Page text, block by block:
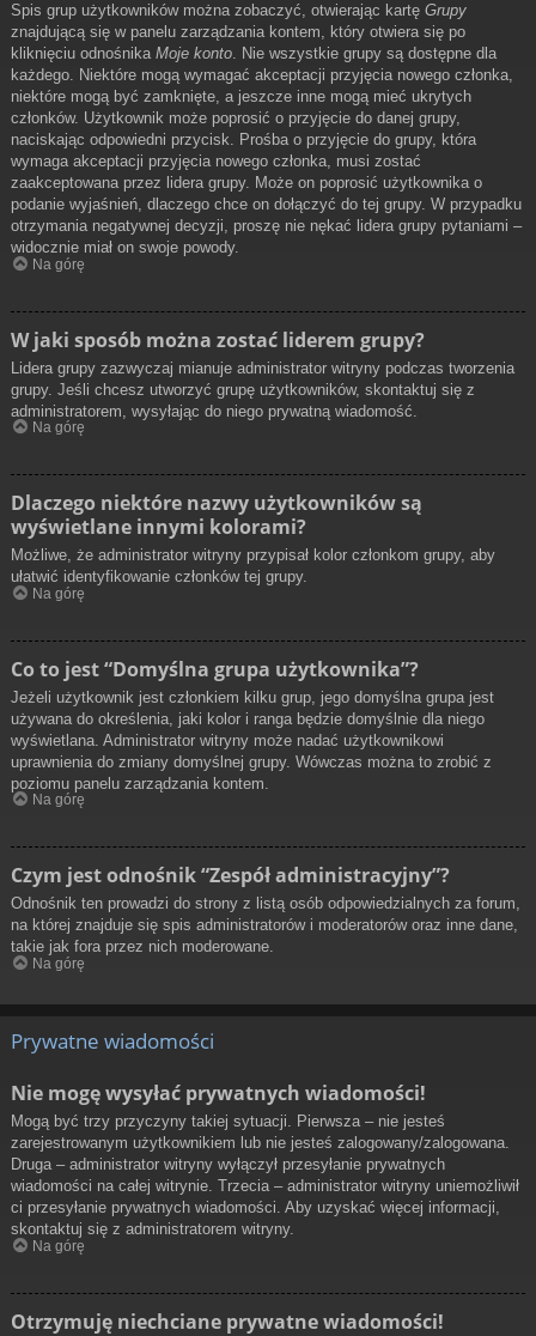
Spis grup użytkowników można zobaczyć, otwierając kartę Grupy
znajdującą się w panelu zarządzania kontem, który otwiera się po
kliknięciu odnośnika Moje konto. Nie wszystkie grupy są dostępne dla
każdego. Niektóre mogą wymagać akceptacji przyjęcia nowego członka,
niektóre mogą być zamknięte, a jeszcze inne mogą mieć ukrytych
członków. Użytkownik może poprosić o przyjęcie do danej grupy,
naciskając odpowiedni przycisk. Prośba o przyjęcie do grupy, która
wymaga akceptacji przyjęcia nowego członka, musi zostać
zaakceptowana przez lidera grupy. Może on poprosić użytkownika o
podanie wyjaśnień, dlaczego chce on dołączyć do tej grupy. W przypadku
otrzymania negatywnej decyzji, proszę nie nękać lidera grupy pytaniami –
widocznie miał on swoje powody.
Na górę
W jaki sposób można zostać liderem grupy?
Lidera grupy zazwyczaj mianuje administrator witryny podczas tworzenia
grupy. Jeśli chcesz utworzyć grupę użytkowników, skontaktuj się z
administratorem, wysyłając do niego prywatną wiadomość.
Na górę
Dlaczego niektóre nazwy użytkowników są
wyświetlane innymi kolorami?
Możliwe, że administrator witryny przypisał kolor członkom grupy, aby
ułatwić identyfikowanie członków tej grupy.
Na górę
Co to jest “Domyślna grupa użytkownika”?
Jeżeli użytkownik jest członkiem kilku grup, jego domyślna grupa jest
używana do określenia, jaki kolor i ranga będzie domyślnie dla niego
wyświetlana. Administrator witryny może nadać użytkownikowi
uprawnienia do zmiany domyślnej grupy. Wówczas można to zrobić z
poziomu panelu zarządzania kontem.
Na górę
Czym jest odnośnik “Zespół administracyjny”?
Odnośnik ten prowadzi do strony z listą osób odpowiedzialnych za forum,
na której znajduje się spis administratorów i moderatorów oraz inne dane,
takie jak fora przez nich moderowane.
Na górę
Prywatne wiadomości
Nie mogę wysyłać prywatnych wiadomości!
Mogą być trzy przyczyny takiej sytuacji. Pierwsza – nie jesteś
zarejestrowanym użytkownikiem lub nie jesteś zalogowany/zalogowana.
Druga – administrator witryny wyłączył przesyłanie prywatnych
wiadomości na całej witrynie. Trzecia – administrator witryny uniemożliwił
ci przesyłanie prywatnych wiadomości. Aby uzyskać więcej informacji,
skontaktuj się z administratorem witryny.
Na górę
Otrzymuję niechciane prywatne wiadomości!